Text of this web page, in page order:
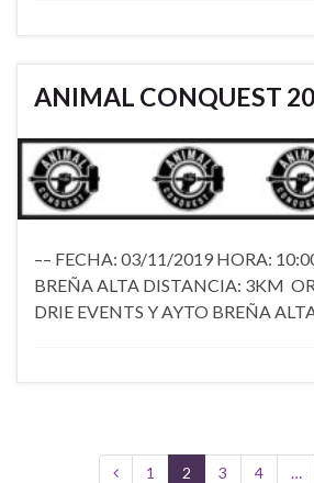
ANIMAL CONQUEST
–– FECHA: 03/11/2019 HORA:
BREÑA ALTA DISTANCIA: 3KM
DRIE EVENTS Y AYTO BREÑA
1 2 3 4 …